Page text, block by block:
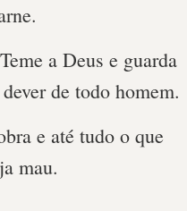
a Deus e guarda
de todo homem.
e até tudo o que
mau.